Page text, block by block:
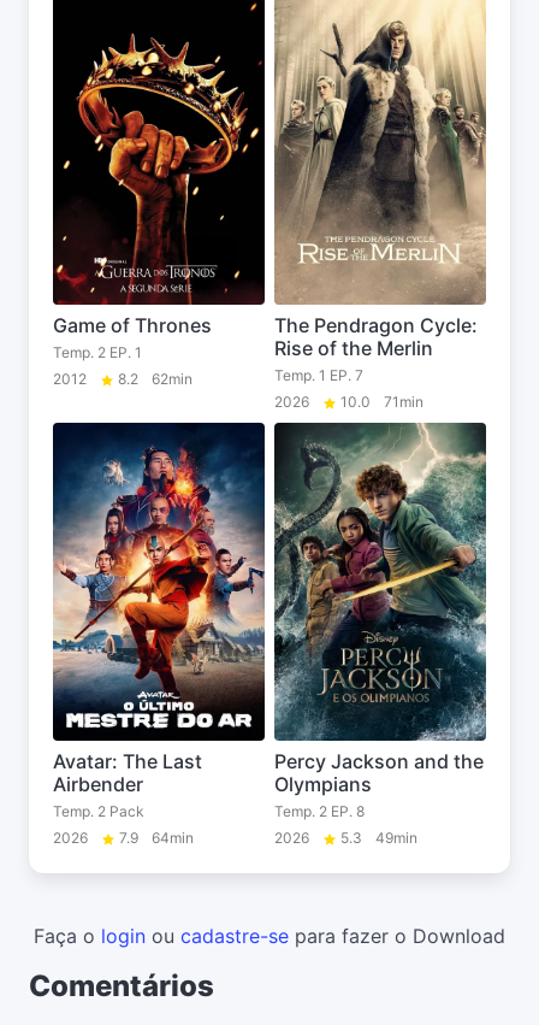
Game of Thrones
Temp. 2 EP. 1
2012
8.2 62min
The Pendragon Cycle:
Rise of the Merlin
Temp. 1 EP. 7
2026
10.0 71min
Avatar: The Last
Airbender
Temp. 2 Pack
2026
7.9 64min
Percy Jackson and the
Olympians
Temp. 2 EP. 8
2026
5.3 49min
Faça o login ou cadastre-se para fazer o Download
Comentários